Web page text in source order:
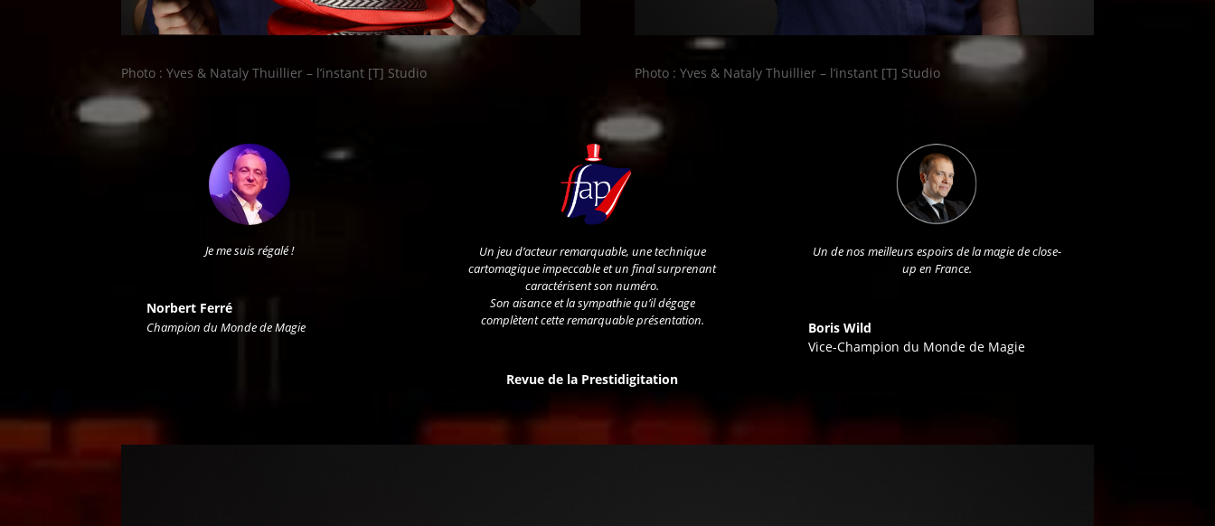
Photo : Yves & Nataly Thuillier – l’instant [T] Studio Photo : Yves & Nataly Thuillier – l’instant [T] Studio
Je me suis régalé !
Norbert Ferré
Champion du Monde de Magie
Un jeu d’acteur remarquable, une technique
cartomagique impeccable et un final surprenant
caractérisent son numéro.
Son aisance et la sympathie qu’il dégage
complètent cette remarquable présentation.
Revue de la Prestidigitation
Un de nos meilleurs espoirs de la magie de close-
up en France.
Boris Wild
Vice-Champion du Monde de Magie